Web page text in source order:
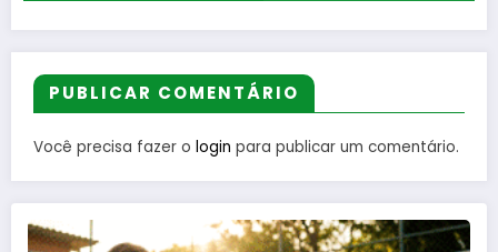
PUBLICAR COMENTÁRIO
Você precisa fazer o login para publicar um comentário.